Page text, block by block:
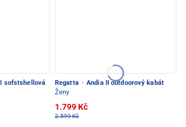
sofstshellová
Regatta · Andia II outdoorový kabát
Ženy
1.799 Kč
2.599 Kč